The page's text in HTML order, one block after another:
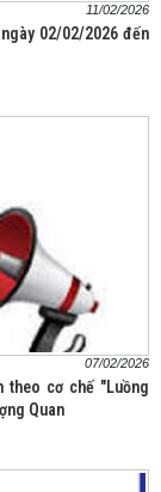
11/02/2026
02/02/2026 đến
07/02/2026
theo cơ chế "Luồng
Quan